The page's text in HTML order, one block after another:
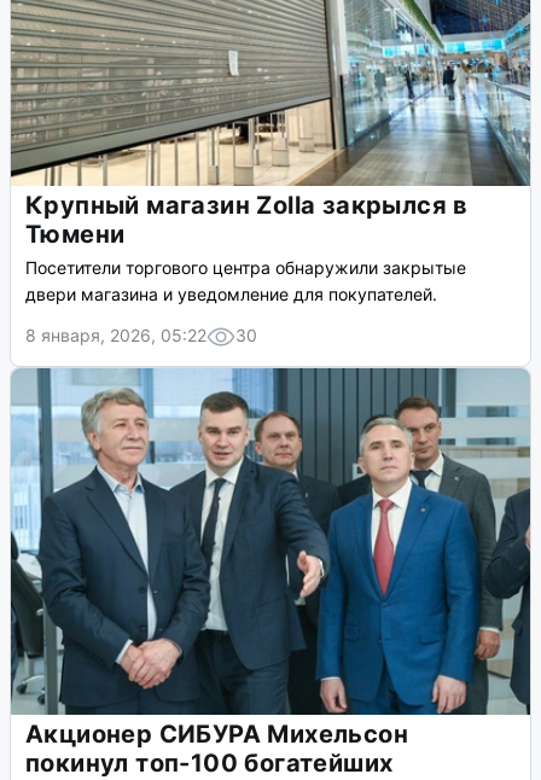
Крупный магазин Zolla закрылся в
Тюмени
Посетители торгового центра обнаружили закрытые
двери магазина и уведомление для покупателей.
8 января, 2026, 05:22
30
Акционер СИБУРА Михельсон
покинул топ-100 богатейших